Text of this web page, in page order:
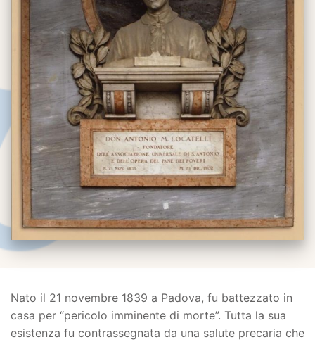
Nato il 21 novembre 1839 a Padova, fu battezzato in
casa per “pericolo imminente di morte”. Tutta la sua
esistenza fu contrassegnata da una salute precaria che